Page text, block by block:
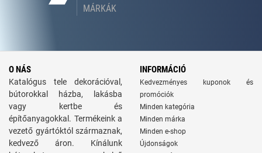
MÁRKÁK
O NÁS
Katalógus tele dekorációval,
bútorokkal házba, lakásba
vagy kertbe és
építőanyagokkal. Termékeink a
vezető gyártóktól származnak,
kedvező áron. Kínálunk
INFORMÁCIÓ
Kedvezményes kuponok és
promóciók
Minden kategória
Minden márka
Minden e-shop
Újdonságok